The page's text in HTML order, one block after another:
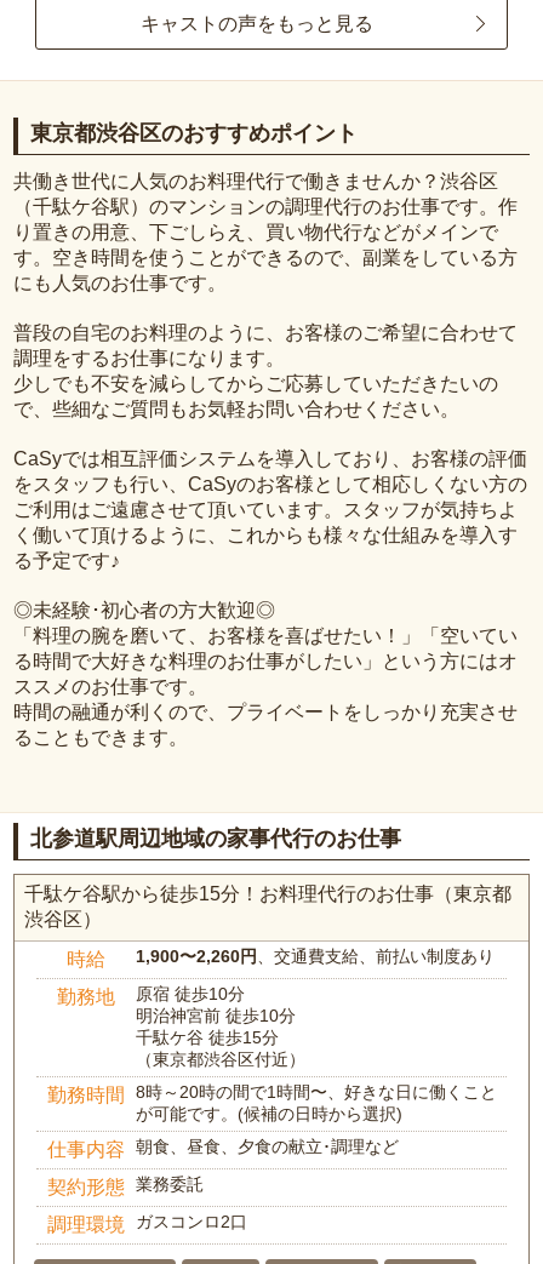
キャストの声をもっと見る
東京都渋谷区のおすすめポイント
共働き世代に人気のお料理代行で働きませんか？渋谷区
（千駄ケ谷駅）のマンションの調理代行のお仕事です。作
り置きの用意、下ごしらえ、買い物代行などがメインで
す。空き時間を使うことができるので、副業をしている方
にも人気のお仕事です。
普段の自宅のお料理のように、お客様のご希望に合わせて
調理をするお仕事になります。
少しでも不安を減らしてからご応募していただきたいの
で、些細なご質問もお気軽お問い合わせください。
CaSyでは相互評価システムを導入しており、お客様の評価
をスタッフも行い、CaSyのお客様として相応しくない方の
ご利用はご遠慮させて頂いています。スタッフが気持ちよ
く働いて頂けるように、これからも様々な仕組みを導入す
る予定です♪
◎未経験･初心者の方大歓迎◎
「料理の腕を磨いて、お客様を喜ばせたい！」「空いてい
る時間で大好きな料理のお仕事がしたい」という方にはオ
ススメのお仕事です。
時間の融通が利くので、プライベートをしっかり充実させ
ることもできます。
北参道駅周辺地域の家事代行のお仕事
千駄ケ谷駅から徒歩15分！お料理代行のお仕事（東京都
渋谷区）
時給 1,900〜2,260円、交通費支給、前払い制度あり
勤務地
原宿 徒歩10分
明治神宮前 徒歩10分
千駄ケ谷 徒歩15分
（東京都渋谷区付近）
勤務時間
8時～20時の間で1時間〜、好きな日に働くこと
が可能です。(候補の日時から選択)
仕事内容 朝食、昼食、夕食の献立･調理など
契約形態 業務委託
調理環境 ガスコンロ2口